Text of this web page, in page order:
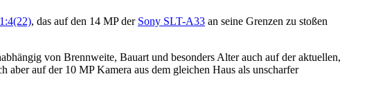
, das auf den 14 MP der Sony SLT-A33 an seine Grenzen zu stoßen
von Brennweite, Bauart und besonders Alter auch auf der aktuellen,
auf der 10 MP Kamera aus dem gleichen Haus als unscharfer